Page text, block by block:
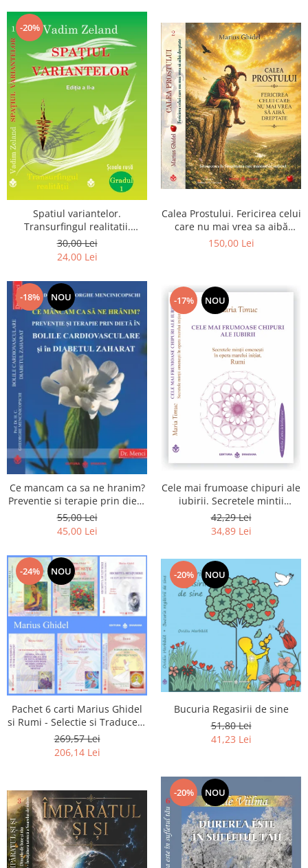
-20%
Spatiul variantelor.
Transurfingul realitatii.
Gradul 1. Cum sa ne
dezvoltam intuitia si sa ne
30,00 Lei
24,00 Lei
Calea Prostului. Fericirea celui
care nu mai vrea sa aibă
dreptate - Intoarcerea la
150,00 Lei
-18% NOU
Ce mancam ca sa ne hranim?
Preventie si terapie prin dieta
in bolile cardiovasculare si in
diabetul zaharat
55,00 Lei
45,00 Lei
-17% NOU
Cele mai frumoase chipuri ale
iubirii. Secretele mintii
omenesti in opera marelui
initiat, Rumi
42,29 Lei
34,89 Lei
-24% NOU
Pachet 6 carti Marius Ghidel
si Rumi - Selectie si Traducere
de Marius Ghidel
269,57 Lei
206,14 Lei
-20% NOU
Bucuria Regasirii de sine
51,80 Lei
41,23 Lei
-20% NOU